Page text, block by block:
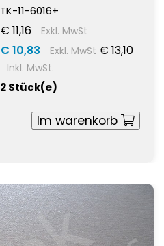
TK-11-6016+
€ 11,16 Exkl. MwSt
€ 10,83 Exkl. MwSt € 13,10
Inkl. MwSt.
2 Stück(e)
Im warenkorb